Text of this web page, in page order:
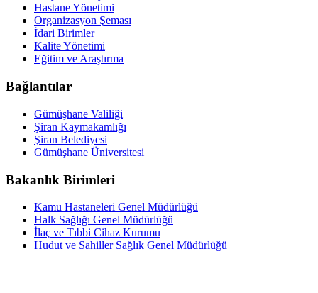
Hastane Yönetimi
Organizasyon Şeması
İdari Birimler
Kalite Yönetimi
Eğitim ve Araştırma
Bağlantılar
Gümüşhane Valiliği
Şiran Kaymakamlığı
Şiran Belediyesi
Gümüşhane Üniversitesi
Bakanlık Birimleri
Kamu Hastaneleri Genel Müdürlüğü
Halk Sağlığı Genel Müdürlüğü
İlaç ve Tıbbi Cihaz Kurumu
Hudut ve Sahiller Sağlık Genel Müdürlüğü